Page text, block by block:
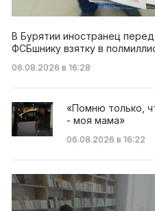
В Бурятии иностранец
ФСБшнику взятку в
06.08.2026 в 16:28
«Помню только,
- моя мама»
06.08.2026 в 16:22